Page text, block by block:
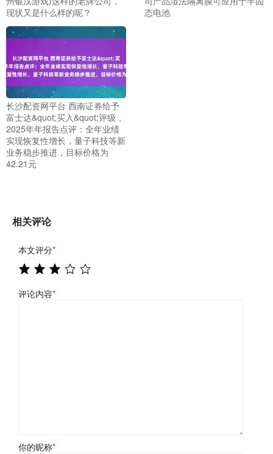
现状又是什么样的呢？
态电池
长沙配资网平台 西南证券给予
富士达&quot;买入&quot;评级，
2025年年报告点评：全年业绩
实现恢复性增长，量子科技等新
业务稳步推进，目标价格为
42.21元
相关评论
本文评分*
评论内容*
你的昵称*